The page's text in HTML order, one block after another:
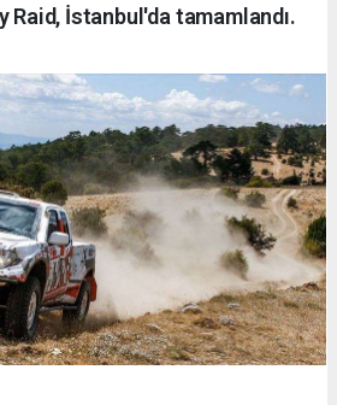
Raid, İstanbul'da tamamlandı.